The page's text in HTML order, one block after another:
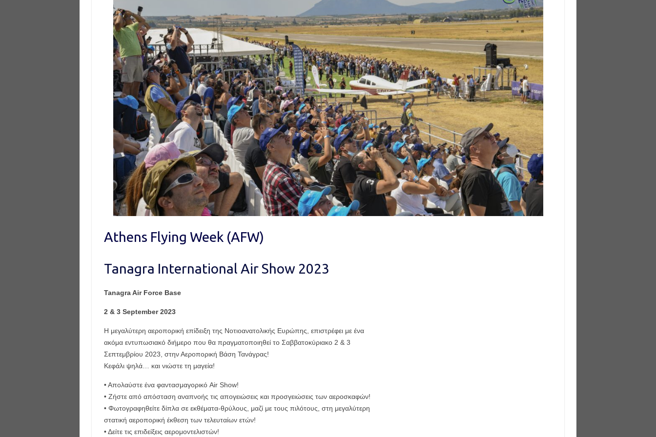
Athens Flying Week (AFW)
Tanagra International Air Show 2023
Tanagra Air Force Base
2 & 3 September 2023
H μεγαλύτερη αεροπορική επίδειξη της Νοτιοανατολικής Ευρώπης, επιστρέφει με ένα
ακόμα εντυπωσιακό διήμερο που θα πραγματοποιηθεί το Σαββατοκύριακο 2 & 3
Σεπτεμβρίου 2023, στην Αεροπορική Βάση Τανάγρας!
Κεφάλι ψηλά… και νιώστε τη μαγεία!
• Απολαύστε ένα φαντασμαγορικό Air Show!
• Ζήστε από απόσταση αναπνοής τις απογειώσεις και προσγειώσεις των αεροσκαφών!
• Φωτογραφηθείτε δίπλα σε εκθέματα-θρύλους, μαζί με τους πιλότους, στη μεγαλύτερη
στατική αεροπορική έκθεση των τελευταίων ετών!
• Δείτε τις επιδείξεις αερομοντελιστών!